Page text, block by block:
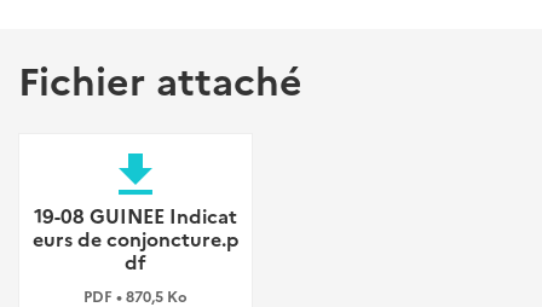
Fichier attaché
file_download
19-08 GUINEE Indicat
eurs de conjoncture.p
df
PDF • 870,5 Ko